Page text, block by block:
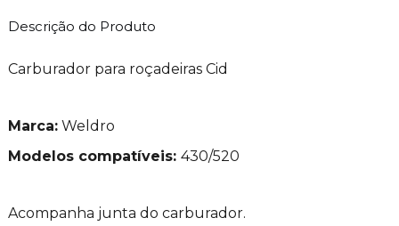
Descrição do Produto
Carburador para roçadeiras Cid
Marca:Weldro
Modelos compatíveis: 430/520
Acompanha junta do carburador.